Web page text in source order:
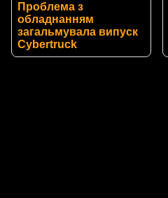
Проблема з
обладнанням
загальмувала випуск
Cybertruck